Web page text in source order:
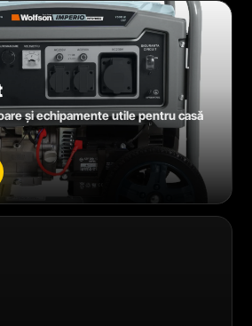
și echipamente utile pentru casă